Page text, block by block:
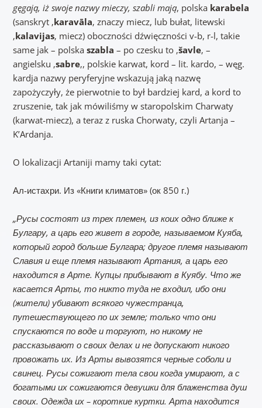
gęgają, iż swoje nazwy mieczy, szabli mają, polska karabela
(sanskryt ‚karavāla‚ znaczy miecz, lub bułat, litewski
‚kalavijas‚ miecz) oboczności dźwięczności v-b, r-l, takie
same jak – polska szabla – po czesku to ‚šavle‚ –
angielsku ‚sabre‚, polskie karwat, kord – lit. kardo, – węg.
kardja nazwy peryferyjne wskazują jaką nazwę
zapożyczyły, że pierwotnie to był bardziej kard, a kord to
zruszenie, tak jak mówiliśmy w staropolskim Charwaty
(karwat-miecz), a teraz z ruska Chorwaty, czyli Artanja –
K’Ardanja.
O lokalizacji Artaniji mamy taki cytat:
Ал-истахри. Из «Книги климатов» (ок 850 г.)
„Русы состоят из трех племен, из коих одно ближе к
Булгару, а царь его живет в городе, называемом Куяба,
который город больше Булгара; другое племя называют
Славия и еще племя называют Артания, а царь его
находится в Арте. Купцы прибывают в Куябу. Что же
касается Арты, то никто туда не входил, ибо они
(жители) убивают всякого чужестранца,
путешествующего по их земле; только что они
спускаются по воде и торгуют, но никому не
рассказывают о своих делах и не допускают никого
провожать их. Из Арты вывозятся черные соболи и
свинец. Русы сожигают тела свои когда умирают, а с
богатыми их сожигаются девушки для блаженства душ
своих. Одежда их – короткие куртки. Арта находится